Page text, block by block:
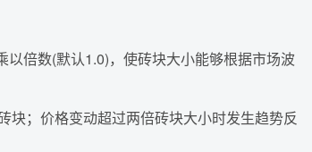
倍数(默认1.0)，使砖块大小能够根据市场波
块；价格变动超过两倍砖块大小时发生趋势反